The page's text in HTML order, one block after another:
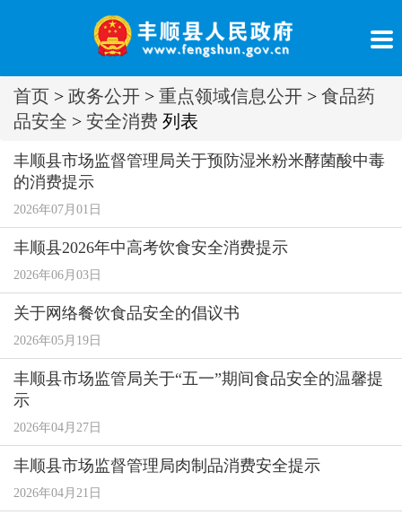
首页 > 政务公开 > 重点领域信息公开 > 食品药
品安全 > 安全消费 列表
丰顺县市场监督管理局关于预防湿米粉米酵菌酸中毒
的消费提示
2026年07月01日
丰顺县2026年中高考饮食安全消费提示
2026年06月03日
关于网络餐饮食品安全的倡议书
2026年05月19日
丰顺县市场监管局关于“五一”期间食品安全的温馨提
示
2026年04月27日
丰顺县市场监督管理局肉制品消费安全提示
2026年04月21日